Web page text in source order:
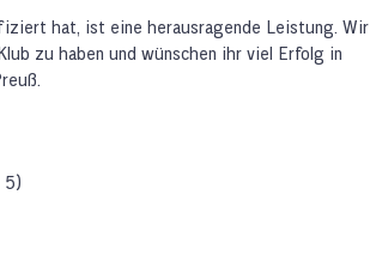
hat, ist eine herausragende Leistung. Wir
zu haben und wünschen ihr viel Erfolg in
5)